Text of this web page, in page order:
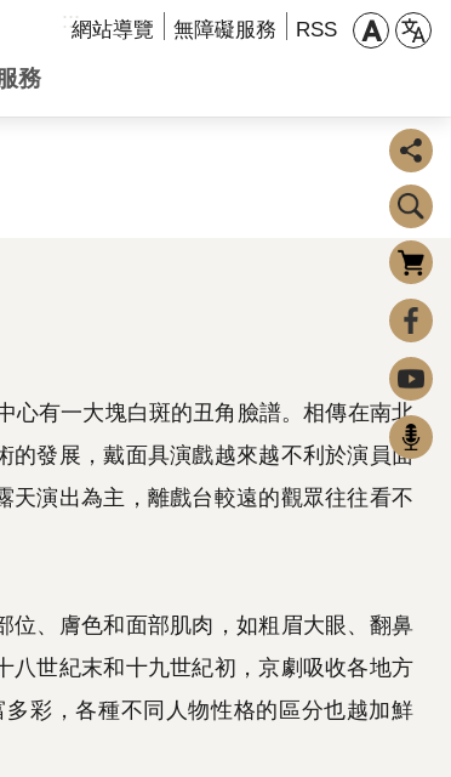
:::網站導覽 無障礙服務 RSS
務
心有一大塊白斑的丑角臉譜。相傳在南北
的發展，戴面具演戲越來越不利於演員面
天演出為主，離戲台較遠的觀眾往往看不
位、膚色和面部肌肉，如粗眉大眼、翻鼻
八世紀末和十九世紀初，京劇吸收各地方
彩，各種不同人物性格的區分也越加鮮